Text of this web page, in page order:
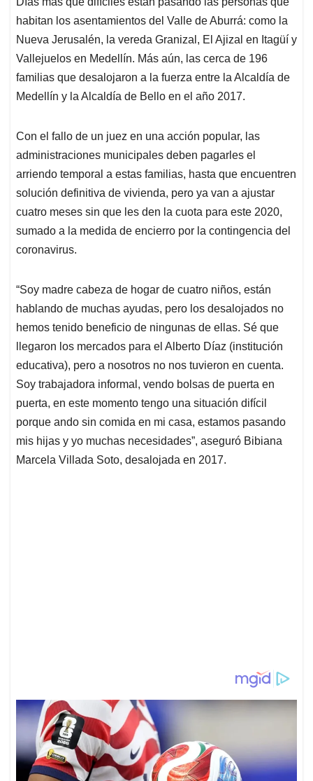
s
A
p
p
b
o
o
k
e
d
n
l
a
d
s
habitan los asentamientos del Valle de Aburrá: como la
Nueva Jerusalén, la vereda Granizal, El Ajizal en Itagüí y
Vallejuelos en Medellín. Más aún, las cerca de 196
familias que desalojaron a la fuerza entre la Alcaldía de
Medellín y la Alcaldía de Bello en el año 2017.
Con el fallo de un juez en una acción popular, las
administraciones municipales deben pagarles el
arriendo temporal a estas familias, hasta que encuentren
solución definitiva de vivienda, pero ya van a ajustar
cuatro meses sin que les den la cuota para este 2020,
sumado a la medida de encierro por la contingencia del
coronavirus.
“Soy madre cabeza de hogar de cuatro niños, están
hablando de muchas ayudas, pero los desalojados no
hemos tenido beneficio de ningunas de ellas. Sé que
llegaron los mercados para el Alberto Díaz (institución
educativa), pero a nosotros no nos tuvieron en cuenta.
Soy trabajadora informal, vendo bolsas de puerta en
puerta, en este momento tengo una situación difícil
porque ando sin comida en mi casa, estamos pasando
mis hijas y yo muchas necesidades”, aseguró Bibiana
Marcela Villada Soto, desalojada en 2017.